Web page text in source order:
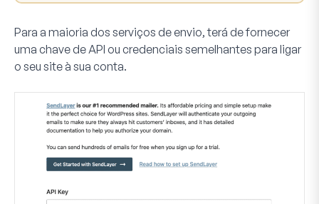
Para a maioria dos serviços de envio, terá de fornecer
uma chave de API ou credenciais semelhantes para ligar
o seu site à sua conta.